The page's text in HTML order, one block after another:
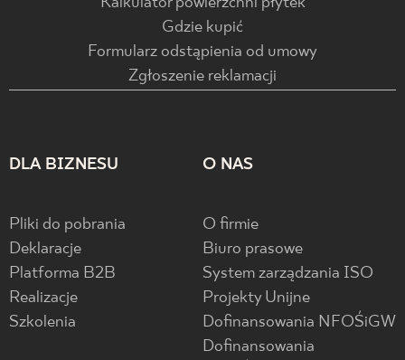
Gdzie kupić
Formularz odstąpienia od umowy
Zgłoszenie reklamacji
DLA BIZNESU
Pliki do pobrania
Deklaracje
Platforma B2B
Realizacje
Szkolenia
O NAS
O firmie
Biuro prasowe
System zarządzania ISO
Projekty Unijne
Dofinansowania NFOŚiGW
Dofinansowania